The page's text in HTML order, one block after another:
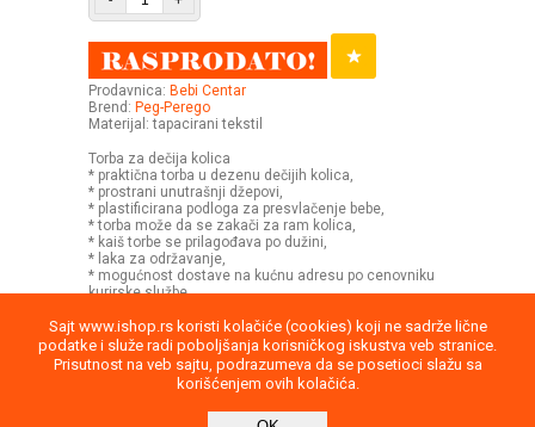
Sajt www.ishop.rs koristi kolačiće (cookies) koji ne sadrže lične
podatke i služe radi poboljšanja korisničkog iskustva veb stranice.
Prisutnost na veb sajtu, podrazumeva da se posetioci slažu sa
korišćenjem ovih kolačića.
Prodavnica: Bebi Centar
Brend: Peg-Perego
Materijal: tapacirani tekstil
Torba za dečija kolica
* praktična torba u dezenu dečijih kolica,
* prostrani unutrašnji džepovi,
* plastificirana podloga za presvlačenje bebe,
* torba može da se zakači za ram kolica,
* kaiš torbe se prilagođava po dužini,
* laka za održavanje,
* mogućnost dostave na kućnu adresu po cenovniku
kurirske službe.